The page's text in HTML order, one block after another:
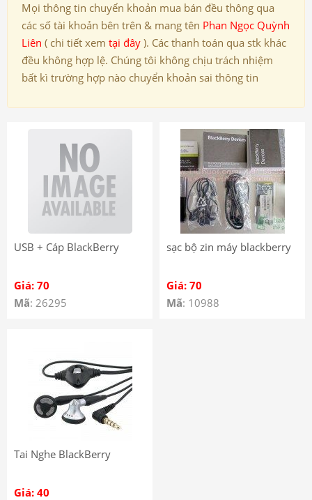
Mọi thông tin chuyển khoản mua bán đều thông qua
các số tài khoản bên trên & mang tên Phan Ngọc Quỳnh
Liên ( chi tiết xem tại đây ). Các thanh toán qua stk khác
đều không hợp lệ. Chúng tôi không chịu trách nhiệm
bất kì trường hợp nào chuyển khoản sai thông tin
USB + Cáp BlackBerry
Giá: 70
Mã: 26295
sạc bộ zin máy blackberry
Giá: 70
Mã: 10988
Tai Nghe BlackBerry
Giá: 40